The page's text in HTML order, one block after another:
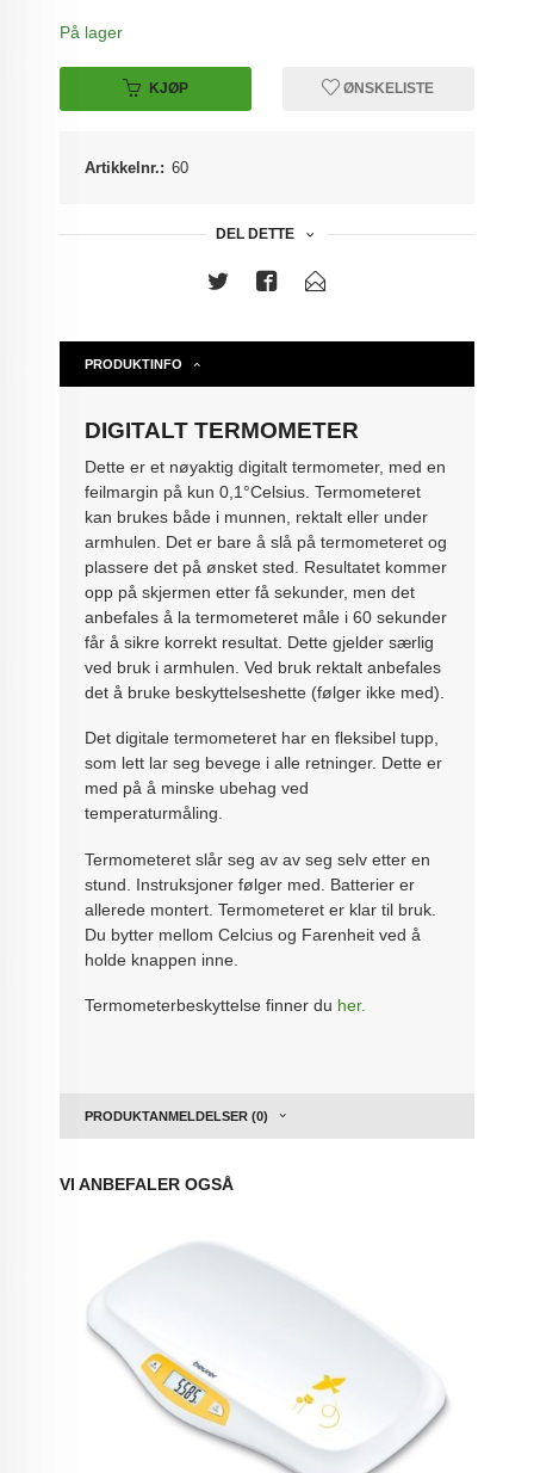
På lager
KJØP ØNSKELISTE
Artikkelnr.: 60
DEL DETTE
PRODUKTINFO
DIGITALT TERMOMETER
Dette er et nøyaktig digitalt termometer, med en
feilmargin på kun 0,1°Celsius. Termometeret
kan brukes både i munnen, rektalt eller under
armhulen. Det er bare å slå på termometeret og
plassere det på ønsket sted. Resultatet kommer
opp på skjermen etter få sekunder, men det
anbefales å la termometeret måle i 60 sekunder
får å sikre korrekt resultat. Dette gjelder særlig
ved bruk i armhulen. Ved bruk rektalt anbefales
det å bruke beskyttelseshette (følger ikke med).
Det digitale termometeret har en fleksibel tupp,
som lett lar seg bevege i alle retninger. Dette er
med på å minske ubehag ved
temperaturmåling.
Termometeret slår seg av av seg selv etter en
stund. Instruksjoner følger med. Batterier er
allerede montert. Termometeret er klar til bruk.
Du bytter mellom Celcius og Farenheit ved å
holde knappen inne.
Termometerbeskyttelse finner du her.
PRODUKTANMELDELSER (0)
VI ANBEFALER OGSÅ